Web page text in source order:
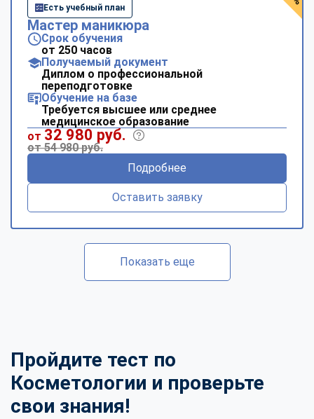
Есть учебный план
Мастер маникюра
Срок обучения
от 250 часов
Получаемый документ
Диплом о профессиональной
переподготовке
Обучение на базе
Требуется высшее или среднее
медицинское образование
от 32 980 руб.
от 54 980 руб.
Подробнее
Оставить заявку
Показать еще
Пройдите тест по
Косметологии и проверьте
свои знания!